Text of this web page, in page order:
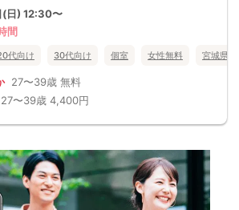
日) 12:30〜
間
代向け 30代向け 個室 女性無料 宮城県
27〜39歳 無料
27〜39歳 4,400円